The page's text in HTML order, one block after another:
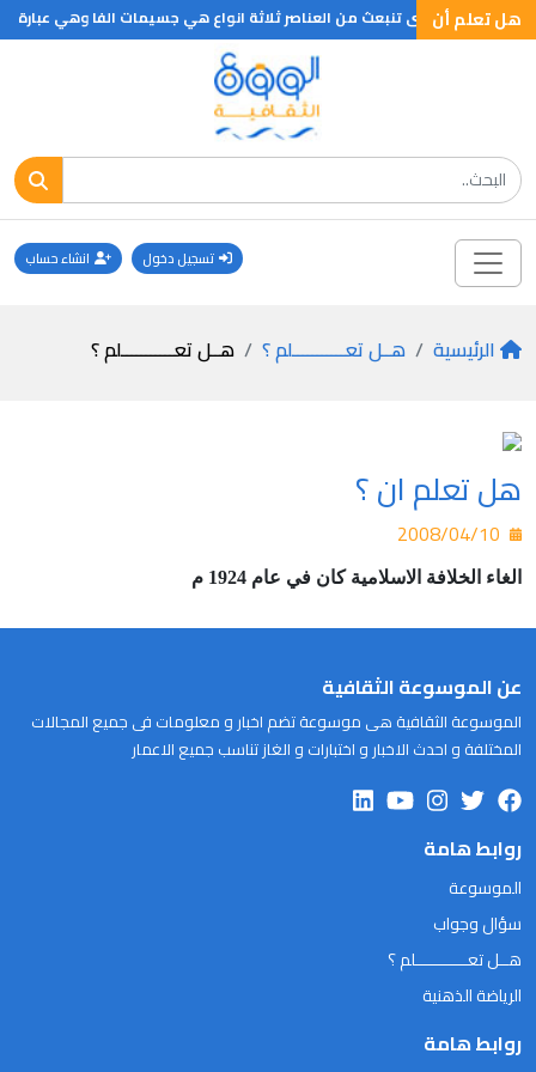
هل تعلم أن
الاشعاعات التى تنبعث من العناصر ثلاثة انواع هي جسيمات الفا وهي
تسجيل دخول انشاء حساب
الرئيسية هــل تعـــــــــــلم ؟ هــل تعـــــــــــلم ؟
هل تعلم ان ؟
الغاء الخلافة الاسلامية كان في عام 1924 م
عن الموسوعة الثقافية
الموسوعة الثقافية هى موسوعة تضم اخبار و معلومات فى جميع المجالات
المختلفة و احدث الاخبار و اختبارات و الغاز تناسب جميع الاعمار
روابط هامة
الموسوعة
سؤال وجواب
هــل تعـــــــــــلم ؟
الرياضة الذهنية
روابط هامة